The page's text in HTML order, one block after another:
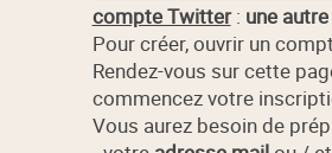
compte Twitter: une
Pour créer, ouvrir un
Rendez-vous sur cette
commencez votre
Vous aurez besoin de